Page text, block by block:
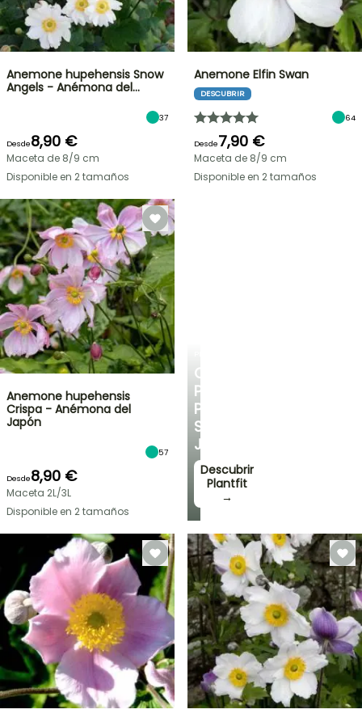
CONSEJOS
PERSONALIZADOS
PARA
SU
JARDÍN
Descubrir
Plantfit
→
Anemone hupehensis Snow
Angels - Anémona del…
37
Desde8,90 €
Maceta de 8/9 cm
Disponible en 2 tamaños
Anemone Elfin Swan
DESCUBRIR
64
Desde7,90 €
Maceta de 8/9 cm
Disponible en 2 tamaños
Anemone hupehensis
Crispa - Anémona del
Japón
57
Desde8,90 €
Maceta 2L/3L
Disponible en 2 tamaños